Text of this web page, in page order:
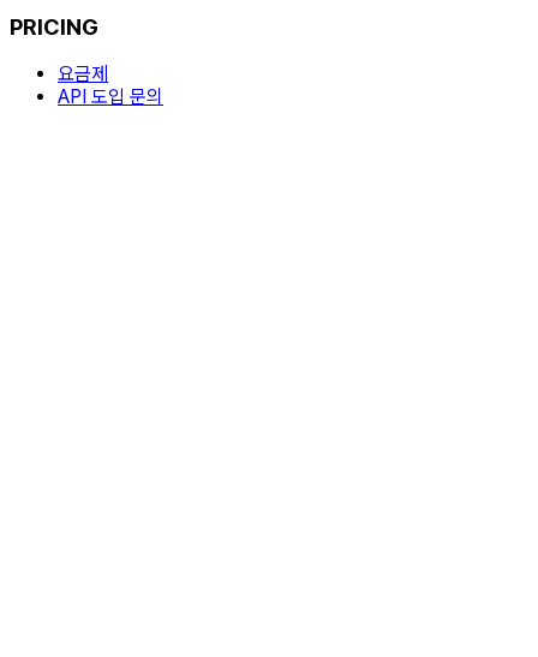
PRICING
요금제
API 도입 문의